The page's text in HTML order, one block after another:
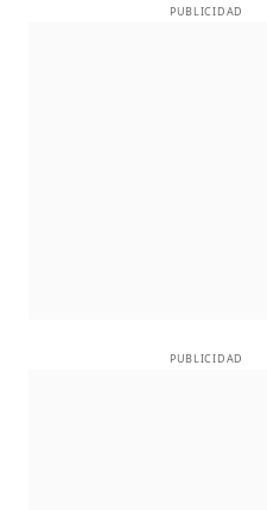
PUBLICIDAD
PUBLICIDAD